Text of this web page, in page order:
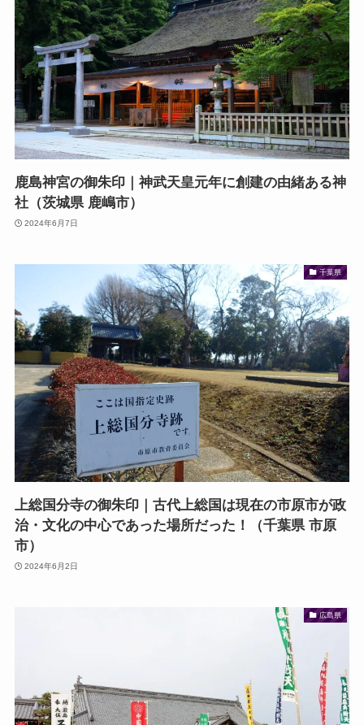
鹿島神宮の御朱印｜神武天皇元年に創建の由緒ある神
社（茨城県 鹿嶋市）
2024年6月7日
千葉県
上総国分寺の御朱印｜古代上総国は現在の市原市が政
治・文化の中心であった場所だった！（千葉県 市原
市）
2024年6月2日
広島県